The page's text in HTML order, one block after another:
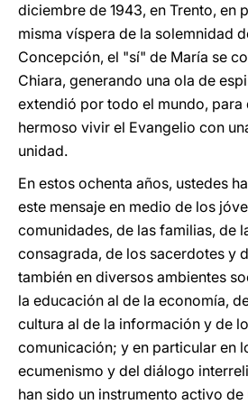
diciembre de 1943, en Trento, en
misma víspera de la solemnidad
Concepción, el "sí" de María se
Chiara, generando una ola de
extendió por todo el mundo, para
hermoso vivir el Evangelio con
unidad.
En estos ochenta años, ustedes
este mensaje en medio de los
comunidades, de las familias, de
consagrada, de los sacerdotes y
también en diversos ambientes
la educación al de la economía,
cultura al de la información y de
comunicación; y en particular en
ecumenismo y del diálogo
han sido un instrumento activo de